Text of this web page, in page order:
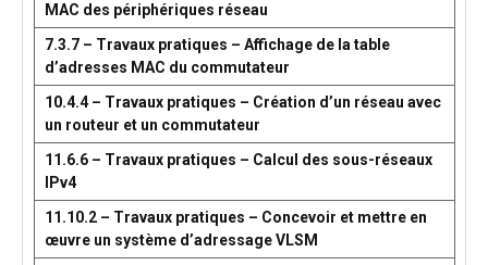
MAC des périphériques réseau
7.3.7 – Travaux pratiques – Affichage de la table
d’adresses MAC du commutateur
10.4.4 – Travaux pratiques – Création d’un réseau avec
un routeur et un commutateur
11.6.6 – Travaux pratiques – Calcul des sous-réseaux
IPv4
11.10.2 – Travaux pratiques – Concevoir et mettre en
œuvre un système d’adressage VLSM